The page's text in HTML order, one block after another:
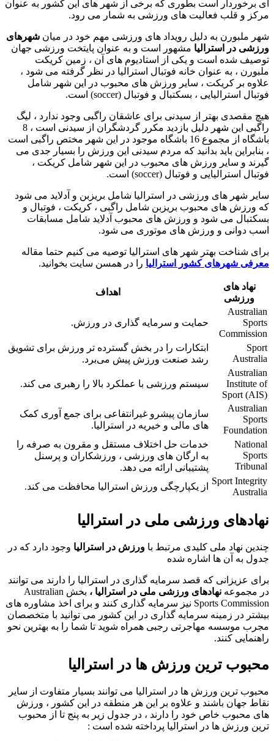
ای برخوردار است بطوری که برخی از شهر های این کشور به عنوان
مرکز و قلب فعالیت های ورزشی به شمار می رود.
شهر ملبورن به دلیل رویداد های ورزشی مهم خود در میان شهرهای
ورزشی در استرالیا مشهور است و به عنوان پایتخت ورزشی جهان
توصیف شده است و یکی از استادیوم های آن ، زمین کریکت
ملبورن ، به عنوان خانه فوتبال استرالیا در نظر گرفته می شود ،
علاوه بر کریکت ، سایر ورزش های محبوب در این شهر شامل
فوتبال استرالیایی ، بسکتبال و فوتبال (soccer) است.
هیچ مقصدی بهتر از سیدنی برای عاشقان راگبی وجود ندارد ، لیگ
راگبی این شهر دلیل بازدید مکرر گردشگران از سیدنی است ، 8
باشگاه از مجموع 16 باشگاه موجود در این شهر مختص راگبی است
، بنابراین باید بدانید که مردم سیدنی این ورزش را بسیار جدی می
گیرند و سایر ورزش های محبوب در این شهر شامل کریکت ،
فوتبال استرالیایی و فوتبال (soccer) است.
سایر شهر های ورزشی در استرالیا شامل بریزبن و آدلاید می شود
که ورزش های محبوب بریزبن شامل راگبی ، کریکت ، فوتبال و
بسکتبال می شود و ورزش های محبوب آدلاید شامل مسابقات
اسب دوانی و ورزش های موتوری می شود.
برای شناخت بهتر شهر های استرالیا توصیه می کنیم حتما مقاله
معرفی شهرهای کشور استرالیا را در همسن سایت بخوانید.
نهاد های
ورزشی
اهداف
Australian
Sports
Commission
حمایت و سرمایه گذاری در ورزش.
Sport
Australia
ابتکارات را در بخش گسترده ‌تر ورزش برای تشویق
رشد صنعت ورزش پیش می‌برد.
Australian
Institute of
Sport (AIS)
سیستم ورزشی با عملکرد بالا را رهبری می کند.
Australian
Sports
Foundation
سازمان پیشرو غیرانتفاعی برای جمع آوری کمک
های مالی و خیریه در استرالیا.
National
Sports
Tribunal
خدمات حل اختلاف مستقل و مقرون به صرفه را
به ارگان های ورزشی ، ورزشکاران و پرسنل
پشتیبانی ارائه می دهد.
Sport Integrity
Australia
از یکپارچگی ورزش استرالیا محافظت می کند.
نهادهای ورزشی ملی در استرالیا
چندین نهاد ملی کلیدی مرتبط با ورزش در استرالیا وجود دارد که در
جدول به آن ها اشاره شده
برای عزیزانی که قصد سرمایه گذاری در استرالیا را دارند می توانند
در مجموعه نهادهای ورزشی ملی در استرالیا ،
بخش Australian
Sports Commission نیز سرمایه گذاری کنند و برای اخذ مشاوره های
بیشتر در زمینه سرمایه گذاری در این کشور می توانید با متخصصان
مجرب موسسه مهاجرتی رجبی همراه شوید تا شما را به بهترین نحو
راهنمایی کنند.
محبوب ترین ورزش ها در استرالیا
محبوب ترین ورزش ها در استرالیا می توانند بسیار متفاوت از سایر
نقاط جهان باشند و علاوه بر این هر منطقه در این کشور ، ورزش
های محبوب خاص خود را دارند ، در جدول زیر به پنج تا از محبوب
ترین ورزش ها در استرالیا پرداخته شده است :